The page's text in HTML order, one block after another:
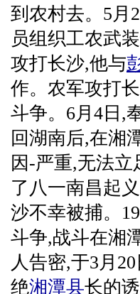
到农村去。5月
员组织工农武
攻打长沙,他与
作。农军攻打
斗争。6月4日,
回湖南后,在湘
因-严重,无法立
了八一南昌起
沙不幸被捕。
斗争,战斗在湘
人告密,于3月
绝湘潭县长的